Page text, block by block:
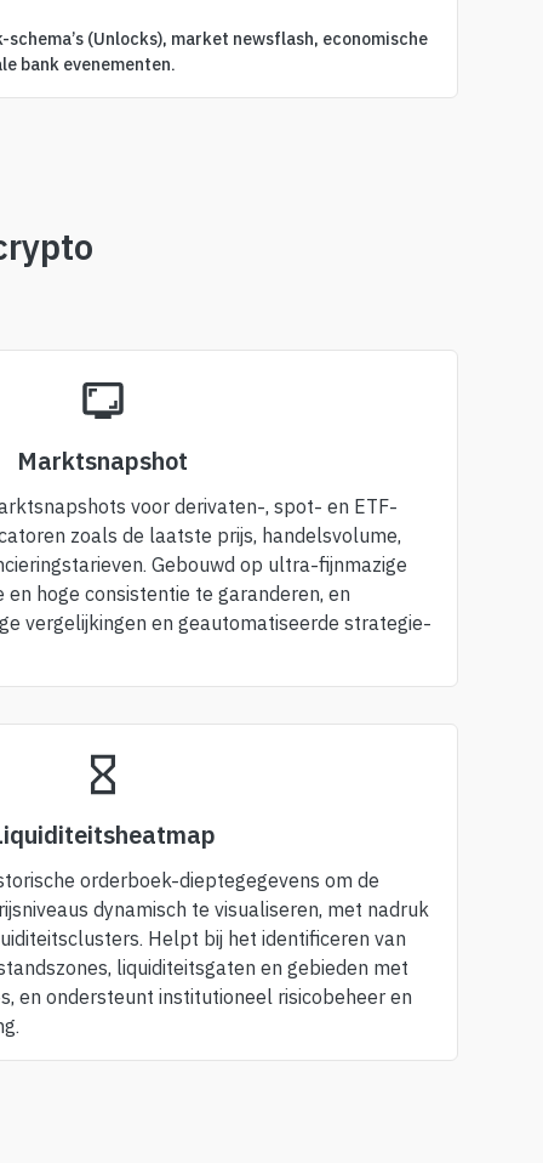
(Unlocks), market newsflash, economische
bank evenementen.
Marktsnapshot
voor derivaten-, spot- en ETF-
zoals de laatste prijs, handelsvolume,
Gebouwd op ultra-fijnmazige
hoge consistentie te garanderen, en
vergelijkingen en geautomatiseerde strategie-
orderboek-dieptegegevens om de
dynamisch te visualiseren, met nadruk
Helpt bij het identificeren van
liquiditeitsgaten en gebieden met
en ondersteunt institutioneel risicobeheer en